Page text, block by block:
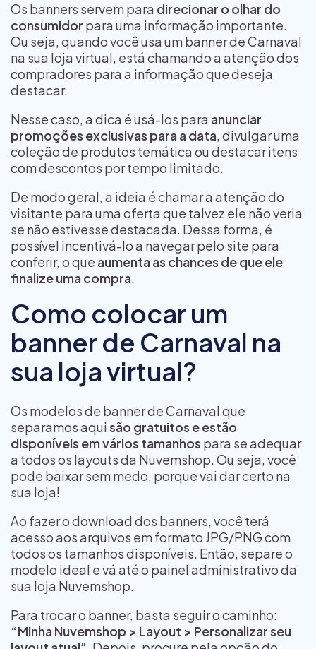
Os banners servem para direcionar o olhar do
consumidor para uma informação importante.
Ou seja, quando você usa um banner de Carnaval
na sua loja virtual, está chamando a atenção dos
compradores para a informação que deseja
destacar.
Nesse caso, a dica é usá-los para anunciar
promoções exclusivas para a data, divulgar uma
coleção de produtos temática ou destacar itens
com descontos por tempo limitado.
De modo geral, a ideia é chamar a atenção do
visitante para uma oferta que talvez ele não veria
se não estivesse destacada. Dessa forma, é
possível incentivá-lo a navegar pelo site para
conferir, o que aumenta as chances de que ele
finalize uma compra.
Como colocar um
banner de Carnaval na
sua loja virtual?
Os modelos de banner de Carnaval que
separamos aquisão gratuitos e estão
disponíveis em vários tamanhos para se adequar
a todos os layouts da Nuvemshop. Ou seja, você
pode baixar sem medo, porque vai dar certo na
sua loja!
Ao fazer o download dos banners, você terá
acesso aos arquivos em formato JPG/PNG com
todos os tamanhos disponíveis. Então, separe o
modelo ideal e vá até o painel administrativo da
sua loja Nuvemshop.
Para trocar o banner, basta seguir o caminho:
“Minha Nuvemshop > Layout > Personalizar seu